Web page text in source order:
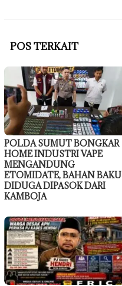
POS TERKAIT
POLDA SUMUT BONGKAR
HOME INDUSTRI VAPE
MENGANDUNG
ETOMIDATE, BAHAN BAKU
DIDUGA DIPASOK DARI
KAMBOJA